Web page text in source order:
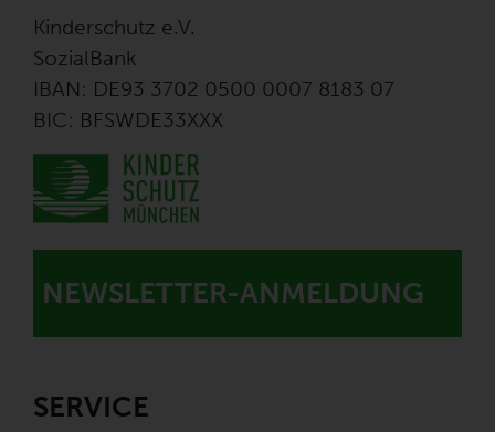
Kinderschutz e.V.
SozialBank
IBAN: DE93 3702 0500 0007 8183 07
BIC: BFSWDE33XXX
NEWSLETTER-ANMELDUNG
SERVICE